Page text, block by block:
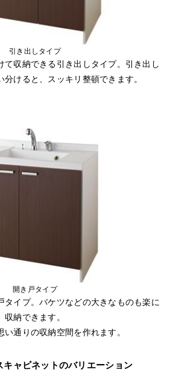
引き出しタイプ
て収納できる引き出しタイプ。引き出し
分けると、スッキリ整頓できます。
開き戸タイプ
タイプ。バケツなどの大きなものも楽に
収納できます。
い通りの収納空間を作れます。
キャビネットのバリエーション